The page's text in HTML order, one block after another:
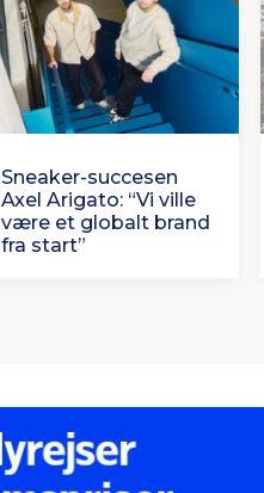
Sneaker-succesen
Axel Arigato: “Vi ville
være et globalt brand
fra start”